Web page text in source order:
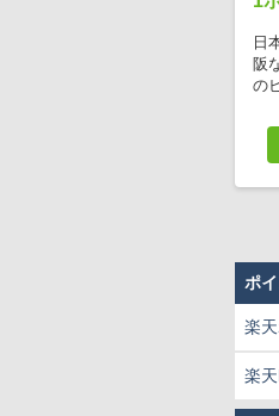
日
阪
の
ポ
楽
楽